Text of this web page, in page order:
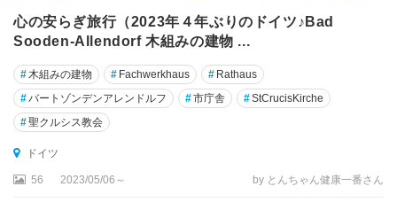
ザ
ク
セ
ン
州
ー
ル
心の安らぎ旅行（2023年４年ぶりのドイツ♪Bad
Sooden-Allendorf 木組みの建物 ...
# 木組みの建物 # Fachwerkhaus # Rathaus
#バートゾンデンアレンドルフ #市庁舎 #StCrucisKirche
#聖クルシス教会
ドイツ
56 2023/05/06～ by とんちゃん健康一番さん